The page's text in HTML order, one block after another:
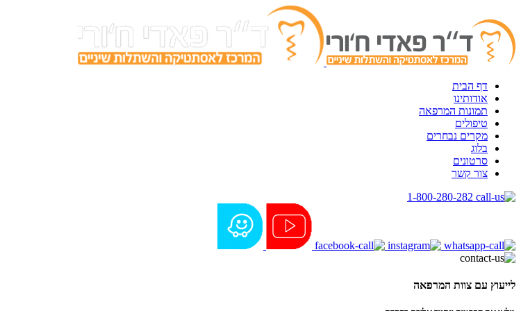
דף הבית
אודותינו
תמונות המרפאה
טיפולים
מקרים נבחרים
בלוג
סרטונים
צור קשר
1-800-280-282
לייעוץ עם צוות המרפאה